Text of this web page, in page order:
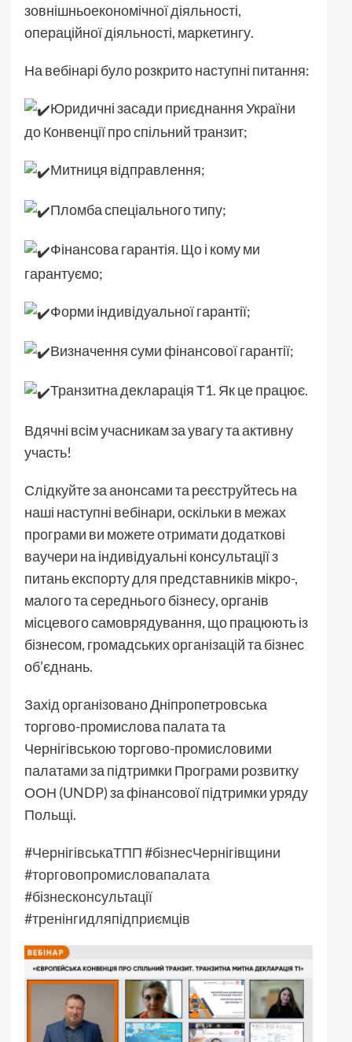
зовнішньоекономічної діяльності,
операційної діяльності, маркетингу.
На вебінарі було розкрито наступні питання:
Юридичні засади приєднання України
до Конвенції про спільний транзит;
Митниця відправлення;
Пломба спеціального типу;
Фінансова гарантія. Що і кому ми
гарантуємо;
Форми індивідуальної гарантії;
Визначення суми фінансової гарантії;
Транзитна декларація Т1. Як це працює.
Вдячні всім учасникам за увагу та активну
участь!
Слідкуйте за анонсами та реєструйтесь на
наші наступні вебінари, оскільки в межах
програми ви можете отримати додаткові
ваучери на індивідуальні консультації з
питань експорту для представників мікро-,
малого та середнього бізнесу, органів
місцевого самоврядування, що працюють із
бізнесом, громадських організацій та бізнес
об’єднань.
Захід організовано Дніпропетровська
торгово-промислова палата та
Чернігівською торгово-промисловими
палатами за підтримки Програми розвитку
ООН (UNDP) за фінансової підтримки уряду
Польщі.
#ЧернігівськаТПП#бізнесЧернігівщини
#торговопромисловапалата
#бізнесконсультації
#тренінгидляпідприємців